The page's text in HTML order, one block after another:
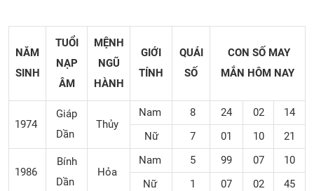
NĂM
SINH
TUỔI
NẠP
ÂM
MỆNH
NGŨ
HÀNH
GIỚI
TÍNH
QUÁI
SỐ
CON SỐ MAY
MẮN HÔM NAY
1974
Giáp
Dần
Thủy
Nam 8 24 02
14
Nữ
7 01 10 21
1986
Bính
Dần
Hỏa
Nam 5 99 07
10
Nữ
1 07 02 45